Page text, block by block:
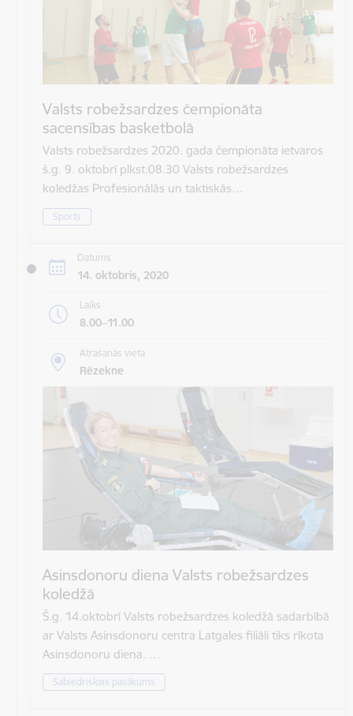
Valsts robežsardzes čempionāta
sacensības basketbolā
Valsts robežsardzes 2020. gada čempionāta ietvaros
š.g. 9. oktobrī plkst.08.30 Valsts robežsardzes
koledžas Profesionālās un taktiskās…
Sports
Datums
14. oktobris, 2020
Laiks
8.00–11.00
Atrašanās vieta
Rēzekne
Asinsdonoru diena Valsts robežsardzes
koledžā
Š.g. 14.oktobrī Valsts robežsardzes koledžā sadarbībā
ar Valsts Asinsdonoru centra Latgales filiāli tiks rīkota
Asinsdonoru diena. …
Sabiedriskais pasākums